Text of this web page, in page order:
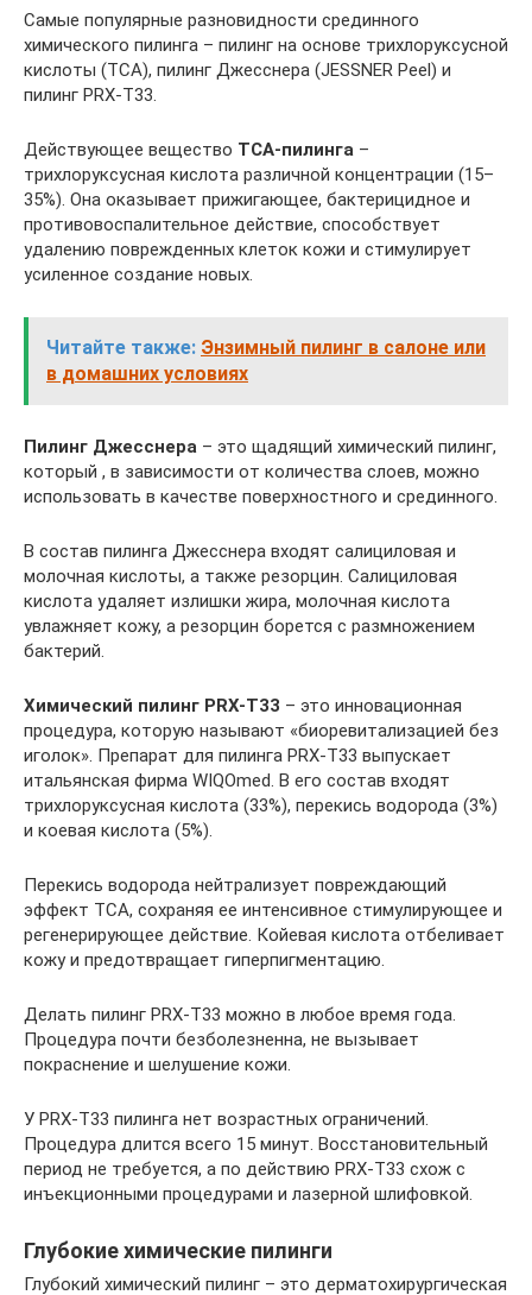
Самые популярные разновидности срединного
химического пилинга – пилинг на основе трихлоруксусной
кислоты (TCA), пилинг Джесснера (JESSNER Peel) и
пилинг PRX-T33.
Действующее вещество ТСА-пилинга –
трихлоруксусная кислота различной концентрации (15–
35%). Она оказывает прижигающее, бактерицидное и
противовоспалительное действие, способствует
удалению поврежденных клеток кожи и стимулирует
усиленное создание новых.
Читайте также: Энзимный пилинг в салоне или
в домашних условиях
Пилинг Джесснера – это щадящий химический пилинг,
который , в зависимости от количества слоев, можно
использовать в качестве поверхностного и срединного.
В состав пилинга Джесснера входят салициловая и
молочная кислоты, а также резорцин. Салициловая
кислота удаляет излишки жира, молочная кислота
увлажняет кожу, а резорцин борется с размножением
бактерий.
Химический пилинг PRX-T33 – это инновационная
процедура, которую называют «биоревитализацией без
иголок». Препарат для пилинга PRX-T33 выпускает
итальянская фирма WIQOmed. В его состав входят
трихлоруксусная кислота (33%), перекись водорода (3%)
и коевая кислота (5%).
Перекись водорода нейтрализует повреждающий
эффект TCA, сохраняя ее интенсивное стимулирующее и
регенерирующее действие. Койевая кислота отбеливает
кожу и предотвращает гиперпигментацию.
Делать пилинг PRX-T33 можно в любое время года.
Процедура почти безболезненна, не вызывает
покраснение и шелушение кожи.
У PRX-T33 пилинга нет возрастных ограничений.
Процедура длится всего 15 минут. Восстановительный
период не требуется, а по действию PRX-T33 схож с
инъекционными процедурами и лазерной шлифовкой.
Глубокие химические пилинги
Глубокий химический пилинг – это дерматохирургическая